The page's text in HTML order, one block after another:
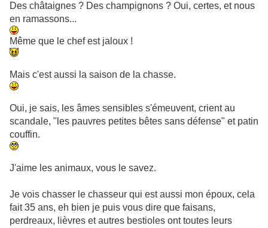
Des châtaignes ? Des champignons ? Oui, certes, et nous
en ramassons...
Même que le chef est jaloux !
Mais c'est aussi la saison de la chasse.
Oui, je sais, les âmes sensibles s'émeuvent, crient au
scandale, "les pauvres petites bêtes sans défense" et patin
couffin.
J'aime les animaux, vous le savez.
Je vois chasser le chasseur qui est aussi mon époux, cela
fait 35 ans, eh bien je puis vous dire que faisans,
perdreaux, lièvres et autres bestioles ont toutes leurs